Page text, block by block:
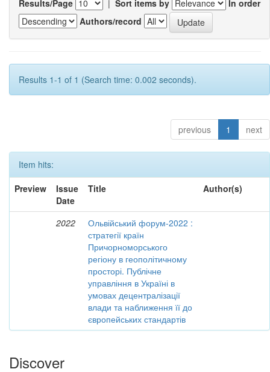
Results/Page | Sort items by
In order
Authors/record
Results 1-1 of 1 (Search time: 0.002 seconds).
previous 1 next
Item hits:
Preview
Issue
Date
Title Author(s)
2022
Ольвійський форум-2022 :
стратегії країн
Причорноморського
регіону в геополітичному
просторі. Публічне
управління в Україні в
умовах децентралізації
влади та наближення її до
європейських стандартів
Discover